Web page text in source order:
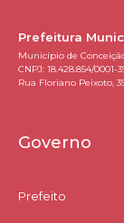
Prefeitura
Município de
CNPJ: 18.428.854/0001-
Rua Floriano Peixoto,
Governo
Prefeito